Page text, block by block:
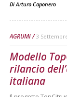
DiArturo Caponero
AGRUMI 3
Modello
rilancio
italiana